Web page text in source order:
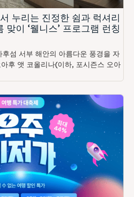
누리는 진정한 쉼과 럭셔리
맞이 ‘웰니스’ 프로그램 런칭
섬 서부 해안의 아름다운 풍경을 자
후 앳 코올리나(이하, 포시즌스 오아